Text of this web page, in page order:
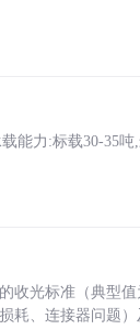
能力:标载30-35吨
收光标准（典型值
耗、连接器问题